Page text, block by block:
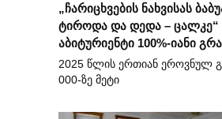
„ჩარიცხვების ნახვისას
ტიროდა და დედა – ცალკე“
აბიტურიენტი 100%-იანი
2025 წლის ერთიან ეროვნულ
000-ზე მეტი